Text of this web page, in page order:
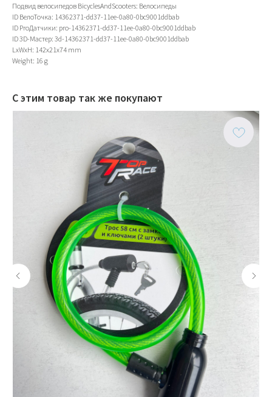
Подвид велосипедов BicyclesAndScooters: Велосипеды
ID ВелоТочка: 14362371-dd37-11ee-0a80-0bc9001ddbab
ID ProДатчики: pro-14362371-dd37-11ee-0a80-0bc9001ddbab
ID 3D-Мастер: 3d-14362371-dd37-11ee-0a80-0bc9001ddbab
LxWxH: 142x21x74 mm
Weight: 16 g
С этим товар так же покупают
Клиентам
Доставка и оплата
Обмен и возврат
Гарантия
Согласие на обработку
персональных данных
Контакты
Адреса магазинов
+7(999)901-9000
info@veloto4ka.ru
ИП Тихонов Дмитрий Юрьевич
ИНН 772801187936, ОГРНИП
322774600230367